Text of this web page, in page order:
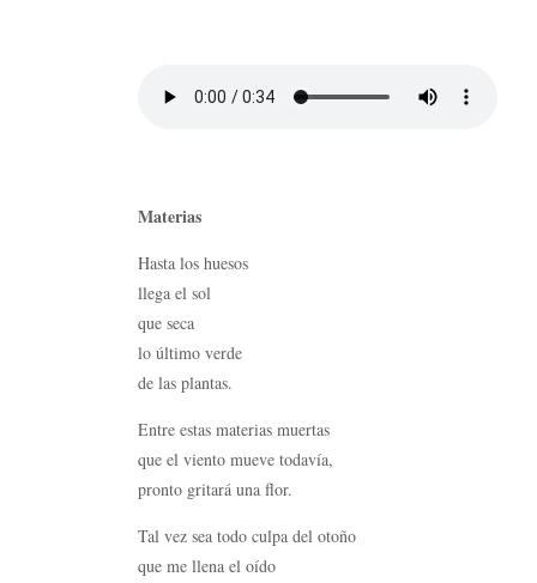
Materias
Hasta los huesos
llega el sol
que seca
lo último verde
de las plantas.
Entre estas materias muertas
que el viento mueve todavía,
pronto gritará una flor.
Tal vez sea todo culpa del otoño
que me llena el oído